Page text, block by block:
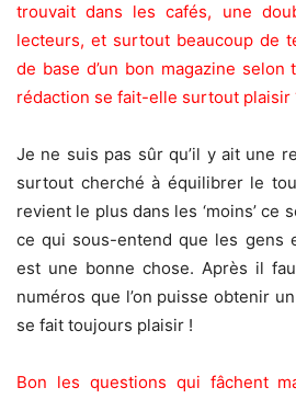
trouvait dans les cafés, une
lecteurs, et surtout beaucoup de
de base d’un bon magazine selon
rédaction se fait-elle surtout plaisir
Je ne suis pas sûr qu’il y ait une
surtout cherché à équilibrer le
revient le plus dans les ‘moins’ ce
ce qui sous-entend que les gens
est une bonne chose. Après il
numéros que l’on puisse obtenir
se fait toujours plaisir !
Bon les questions qui fâchent